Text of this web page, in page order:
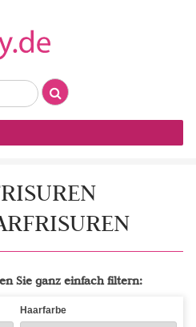
Sie ganz einfach filtern:
Haarfarbe